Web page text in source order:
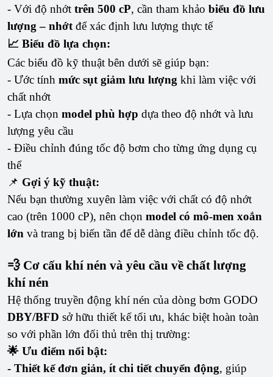
- Với độ nhớt trên 500 cP, cần tham khảo biểu đồ lưu
lượng – nhớt để xác định lưu lượng thực tế
📈 Biểu đồ lựa chọn:
Các biểu đồ kỹ thuật bên dưới sẽ giúp bạn:
- Ước tính mức sụt giảm lưu lượng khi làm việc với
chất nhớt
- Lựa chọn model phù hợp dựa theo độ nhớt và lưu
lượng yêu cầu
- Điều chỉnh đúng tốc độ bơm cho từng ứng dụng cụ
thể
📌 Gợi ý kỹ thuật:
Nếu bạn thường xuyên làm việc với chất có độ nhớt
cao (trên 1000 cP), nên chọn model có mô-men xoắn
lớn và trang bị biến tần để dễ dàng điều chỉnh tốc độ.
💨 Cơ cấu khí nén và yêu cầu về chất lượng
khí nén
Hệ thống truyền động khí nén của dòng bơm GODO
DBY/BFD sở hữu thiết kế tối ưu, khác biệt hoàn toàn
so với phần lớn đối thủ trên thị trường:
🌟 Ưu điểm nổi bật:
- Thiết kế đơn giản, ít chi tiết chuyển động, giúp